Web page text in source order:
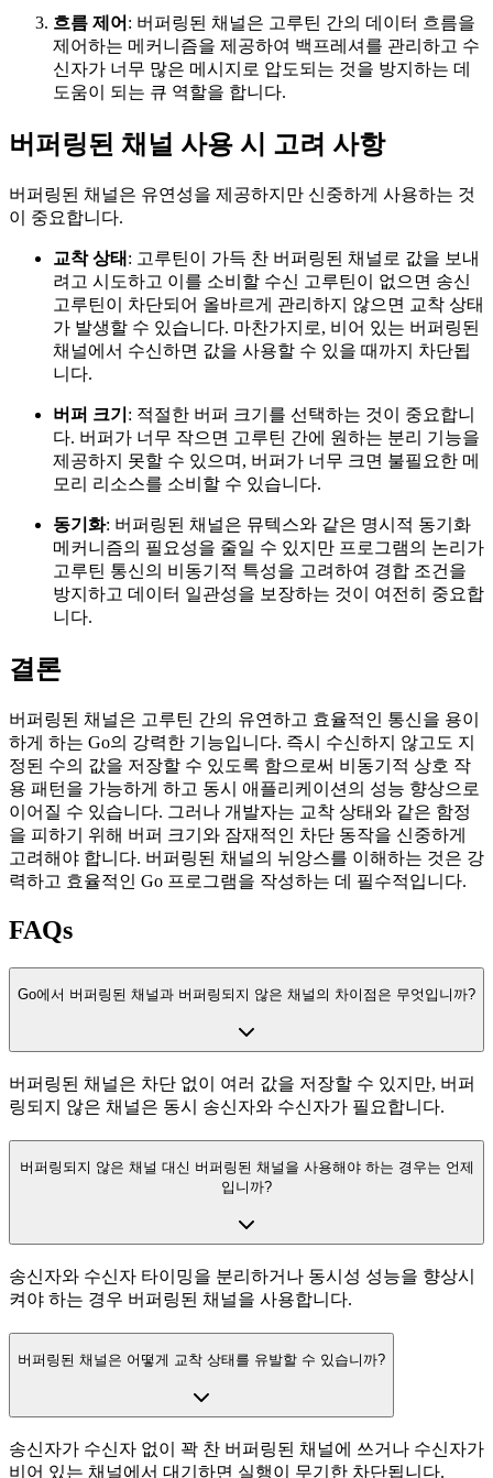
흐름 제어 : 버퍼링된 채널은 고루틴 간의 데이터 흐름을
제어하는 메커니즘을 제공하여 백프레셔를 관리하고 수
신자가 너무 많은 메시지로 압도되는 것을 방지하는 데
도움이 되는 큐 역할을 합니다.
버퍼링된 채널 사용 시 고려 사항
버퍼링된 채널은 유연성을 제공하지만 신중하게 사용하는 것
이 중요합니다.
교착 상태 : 고루틴이 가득 찬 버퍼링된 채널로 값을 보내
려고 시도하고 이를 소비할 수신 고루틴이 없으면 송신
고루틴이 차단되어 올바르게 관리하지 않으면 교착 상태
가 발생할 수 있습니다. 마찬가지로, 비어 있는 버퍼링된
채널에서 수신하면 값을 사용할 수 있을 때까지 차단됩
니다.
버퍼 크기 : 적절한 버퍼 크기를 선택하는 것이 중요합니
다. 버퍼가 너무 작으면 고루틴 간에 원하는 분리 기능을
제공하지 못할 수 있으며, 버퍼가 너무 크면 불필요한 메
모리 리소스를 소비할 수 있습니다.
동기화: 버퍼링된 채널은 뮤텍스와 같은 명시적 동기화
메커니즘의 필요성을 줄일 수 있지만 프로그램의 논리가
고루틴 통신의 비동기적 특성을 고려하여 경합 조건을
방지하고 데이터 일관성을 보장하는 것이 여전히 중요합
니다.
결론
버퍼링된 채널은 고루틴 간의 유연하고 효율적인 통신을 용이
하게 하는 Go의 강력한 기능입니다. 즉시 수신하지 않고도 지
정된 수의 값을 저장할 수 있도록 함으로써 비동기적 상호 작
용 패턴을 가능하게 하고 동시 애플리케이션의 성능 향상으로
이어질 수 있습니다. 그러나 개발자는 교착 상태와 같은 함정
을 피하기 위해 버퍼 크기와 잠재적인 차단 동작을 신중하게
고려해야 합니다. 버퍼링된 채널의 뉘앙스를 이해하는 것은 강
력하고 효율적인 Go 프로그램을 작성하는 데 필수적입니다.
FAQs
Go에서 버퍼링된 채널과 버퍼링되지 않은 채널의 차이점은 무엇입니까?
버퍼링된 채널은 차단 없이 여러 값을 저장할 수 있지만, 버퍼
링되지 않은 채널은 동시 송신자와 수신자가 필요합니다.
버퍼링되지 않은 채널 대신 버퍼링된 채널을 사용해야 하는 경우는 언제
입니까?
송신자와 수신자 타이밍을 분리하거나 동시성 성능을 향상시
켜야 하는 경우 버퍼링된 채널을 사용합니다.
버퍼링된 채널은 어떻게 교착 상태를 유발할 수 있습니까?
송신자가 수신자 없이 꽉 찬 버퍼링된 채널에 쓰거나 수신자가
비어 있는 채널에서 대기하면 실행이 무기한 차단됩니다.